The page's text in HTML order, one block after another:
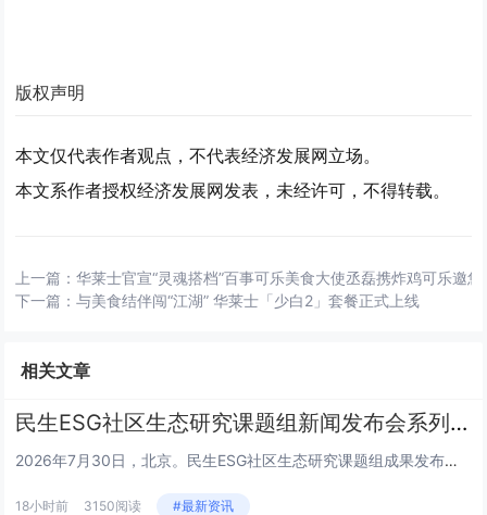
版权声明
本文仅代表作者观点，不代表经济发展网立场。
本文系作者授权经济发展网发表，未经许可，不得转载。
上一篇：华莱士官宣“灵魂搭档”百事可乐美食大使丞磊携炸鸡可乐邀您
下一篇：与美食结伴闯“江湖” 华莱士「少白2」套餐正式上线
相关文章
民生ESG社区生态研究课题组新闻发布会系列 | 王栎篇
2026年7月30日，北京。民生ESG社区生态研究课题组成果发布会上，三公平台董事长王栎就平台核心定位、建设路径及未来规...
18小时前 3150阅读 #最新资讯